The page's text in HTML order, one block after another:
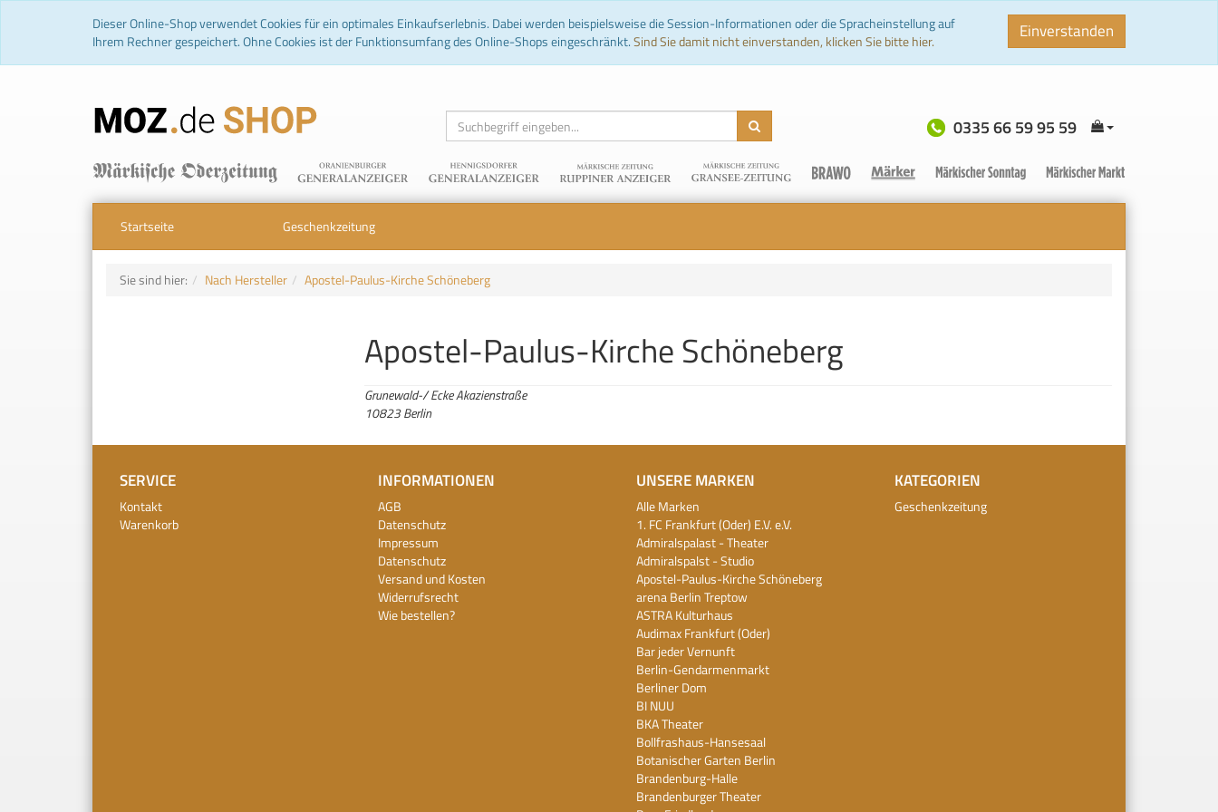
Einverstanden
Dieser Online-Shop verwendet Cookies für ein optimales Einkaufserlebnis. Dabei werden beispielsweise die Session-Informationen oder die Spracheinstellung auf
Ihrem Rechner gespeichert. Ohne Cookies ist der Funktionsumfang des Online-Shops eingeschränkt.Sind Sie damit nicht einverstanden, klicken Sie bitte hier.
0335 66 59 95 59
Startseite Geschenkzeitung
Sie sind hier: Nach Hersteller Apostel-Paulus-Kirche Schöneberg
Apostel-Paulus-Kirche Schöneberg
Grunewald-/ Ecke Akazienstraße
10823 Berlin
SERVICE
Kontakt
Warenkorb
INFORMATIONEN
AGB
Datenschutz
Impressum
Datenschutz
Versand und Kosten
Widerrufsrecht
Wie bestellen?
UNSERE MARKEN
Alle Marken
1. FC Frankfurt (Oder) E.V. e.V.
Admiralspalast - Theater
Admiralspalst - Studio
Apostel-Paulus-Kirche Schöneberg
arena Berlin Treptow
ASTRA Kulturhaus
Audimax Frankfurt (Oder)
Bar jeder Vernunft
Berlin-Gendarmenmarkt
Berliner Dom
BI NUU
BKA Theater
Bollfrashaus-Hansesaal
Botanischer Garten Berlin
Brandenburg-Halle
Brandenburger Theater
KATEGORIEN
Geschenkzeitung